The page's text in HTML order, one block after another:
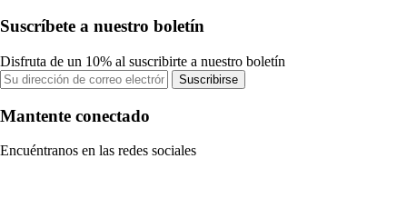
Suscríbete a nuestro boletín
Disfruta de un 10% al suscribirte a nuestro boletín
Suscribirse
Mantente conectado
Encuéntranos en las redes sociales